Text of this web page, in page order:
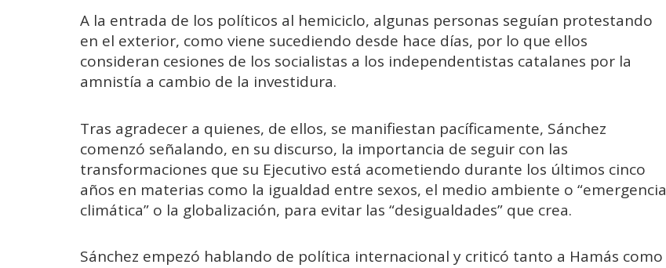
A la entrada de los políticos al hemiciclo, algunas personas seguían protestando
en el exterior, como viene sucediendo desde hace días, por lo que ellos
consideran cesiones de los socialistas a los independentistas catalanes por la
amnistía a cambio de la investidura.
Tras agradecer a quienes, de ellos, se manifiestan pacíficamente, Sánchez
comenzó señalando, en su discurso, la importancia de seguir con las
transformaciones que su Ejecutivo está acometiendo durante los últimos cinco
años en materias como la igualdad entre sexos, el medio ambiente o “emergencia
climática” o la globalización, para evitar las “desigualdades” que crea.
Sánchez empezó hablando de política internacional y criticó tanto a Hamás como